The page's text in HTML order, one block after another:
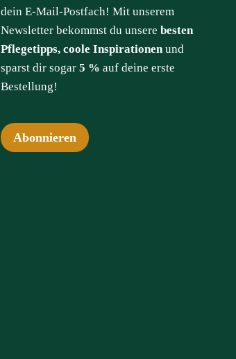
dein E-Mail-Postfach! Mit unserem
Newsletter bekommst du unsere besten
Pflegetipps, coole Inspirationen und
sparst dir sogar 5 % auf deine erste
Bestellung!
Abonnieren